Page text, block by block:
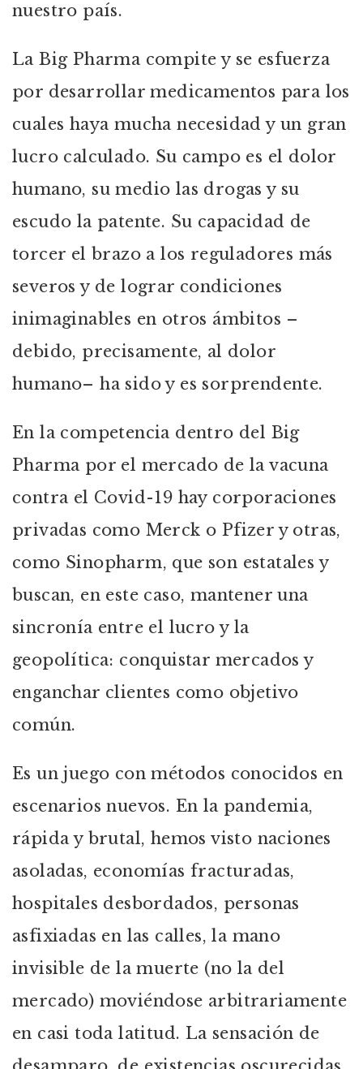
nuestro país.
La Big Pharma compite y se esfuerza
por desarrollar medicamentos para los
cuales haya mucha necesidad y un gran
lucro calculado. Su campo es el dolor
humano, su medio las drogas y su
escudo la patente. Su capacidad de
torcer el brazo a los reguladores más
severos y de lograr condiciones
inimaginables en otros ámbitos –
debido, precisamente, al dolor
humano– ha sido y es sorprendente.
En la competencia dentro del Big
Pharma por el mercado de la vacuna
contra el Covid-19 hay corporaciones
privadas como Merck o Pfizer y otras,
como Sinopharm, que son estatales y
buscan, en este caso, mantener una
sincronía entre el lucro y la
geopolítica: conquistar mercados y
enganchar clientes como objetivo
común.
Es un juego con métodos conocidos en
escenarios nuevos. En la pandemia,
rápida y brutal, hemos visto naciones
asoladas, economías fracturadas,
hospitales desbordados, personas
asfixiadas en las calles, la mano
invisible de la muerte (no la del
mercado) moviéndose arbitrariamente
en casi toda latitud. La sensación de